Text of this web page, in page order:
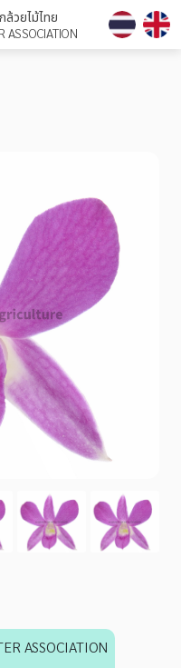
วยไม้ไทย
ASSOCIATION
ASSOCIATION